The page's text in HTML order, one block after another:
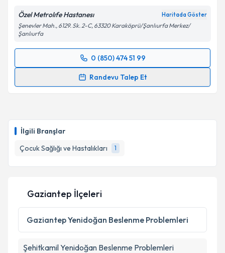
İlgili Branşlar
Çocuk Sağlığı ve Hastalıkları
1
Özel Metrolıfe Hastanesı Haritada Göster
Şenevler Mah., 6129. Sk. 2-C, 63320 Karaköprü/Şanlıurfa Merkez/
Şanlıurfa
0 (850) 474 51 99
Randevu Talep Et
Randevu Takvimi Talebi
E-posta Adresiniz
Kişisel verilerimin işlenmesine ilişkin
Metni 'ni okudum ve kişisel verilerimin belirtilen
kapsamda işlenmesini kabul ediyorum.
Gaziantep İlçeleri
GaziantepYenidoğan Beslenme Problemleri
ŞehitkamilYenidoğan Beslenme Problemleri